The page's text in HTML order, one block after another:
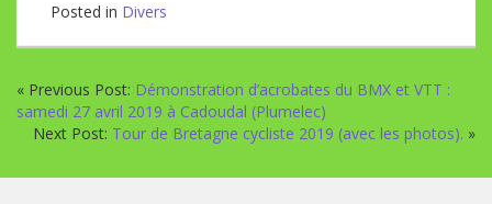
Posted in Divers
« Previous Post: Démonstration d’acrobates du BMX et VTT :
samedi 27 avril 2019 à Cadoudal (Plumelec)
Next Post: Tour de Bretagne cycliste 2019 (avec les photos). »